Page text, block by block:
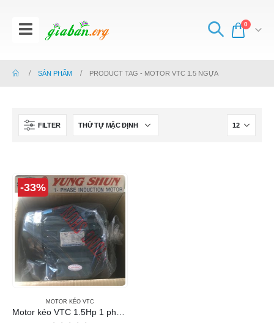
0
SẢN PHẨM PRODUCT TAG - MOTOR VTC 1.5 NGỰA
FILTER
-33%
MOTOR KÉO VTC